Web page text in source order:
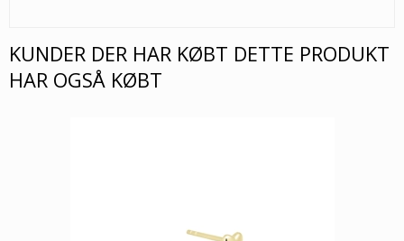
KUNDER DER HAR KØBT DETTE PRODUKT
HAR OGSÅ KØBT